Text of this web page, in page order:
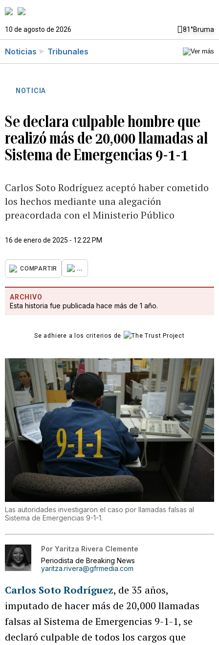
10 de agosto de 2026 81°Bruma
Noticias Tribunales
NOTICIA
Se declara culpable hombre que
realizó más de 20,000 llamadas al
Sistema de Emergencias 9-1-1
Carlos Soto Rodríguez aceptó haber cometido
los hechos mediante una alegación
preacordada con el Ministerio Público
16 de enero de 2025 - 12:22 PM
COMPARTIR ...
ARCHIVO
Esta historia fue publicada hace más de 1 año.
Se adhiere a los criterios de
Las autoridades investigaron el caso por llamadas falsas al
Sistema de Emergencias 9-1-1.
Por Yaritza Rivera Clemente
Periodista de Breaking News
yaritza.rivera@gfrmedia.com
Carlos Soto Rodríguez, de 35 años,
imputado de hacer más de 20,000 llamadas
falsas al Sistema de Emergencias 9-1-1, se
declaró culpable de todos los cargos que